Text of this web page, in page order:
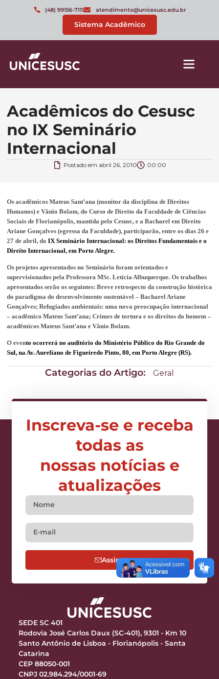
(48) 99156-7111 atendimento@unicesusc.edu.br
Sistema Acadêmico
Acadêmicos do Cesusc
no IX Seminário
Internacional
Postado em abril 26, 2010 00:00
Os acadêmicos Mateus Sant’ana (monitor da disciplina de Direitos
Humanos) e Vânio Bolam, do Curso de Direito da Faculdade de Ciências
Sociais de Florianópolis, mantida pelo Cesusc, e a Bacharel em Direito
Ariane Gonçalves (egressa da Faculdade), participarão, entre os dias 26 e
27 de abril, do IX Seminário Internacional: os Direitos Fundamentais e o
Direito Internacional, em Porto Alegre.
Os projetos apresentados no Seminário foram orientados e
supervisionados pela Professora MSc. Letícia Albuquerque. Os trabalhos
apresentados serão os seguintes: Breve retrospecto da construção histórica
do paradigma do desenvolvimento sustentável – Bacharel Ariane
Gonçalves; Refugiados ambientais: uma nova preocupação internacional
– acadêmico Mateus Sant’ana; Crimes de tortura e os direitos do homem –
acadêmicos Mateus Sant’ana e Vânio Bolam.
O evento ocorrerá no auditório do Ministério Público do Rio Grande do
Sul, na Av. Aureliano de Figueiredo Pinto, 80, em Porto Alegre (RS).
Categorias do Artigo: Geral
Inscreva-se e receba
todas as
nossas notícias e
atualizações
Assine
SEDE SC 401
Rodovia José Carlos Daux (SC-401), 9301 - Km 10
Santo Antônio de Lisboa - Florianópolis - Santa
Catarina
CEP 88050-001
CNPJ 02.984.294/0001-69